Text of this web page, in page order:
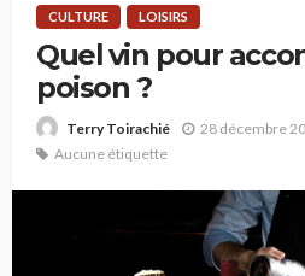
CULTURE LOISIRS
Quel vin pour
poison ?
Terry Toirachié 28 décembre
Aucune étiquette